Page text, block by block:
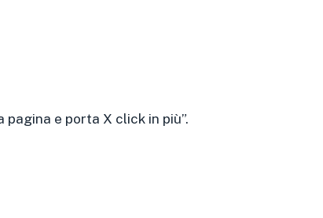
e porta X click in più”.